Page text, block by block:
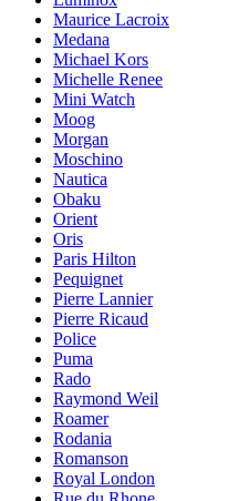
Maurice Lacroix
Medana
Michael Kors
Michelle Renee
Mini Watch
Moog
Morgan
Moschino
Nautica
Obaku
Orient
Oris
Paris Hilton
Pequignet
Pierre Lannier
Pierre Ricaud
Police
Puma
Rado
Raymond Weil
Roamer
Rodania
Romanson
Royal London